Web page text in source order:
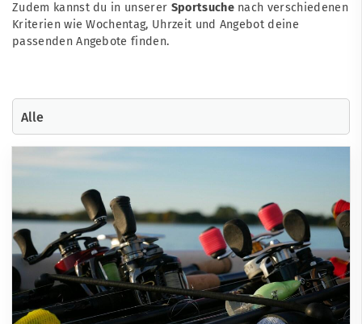
Zudem kannst du in unserer Sportsuchenach verschiedenen
Kriterien wie Wochentag, Uhrzeit und Angebot deine
passenden Angebote finden.